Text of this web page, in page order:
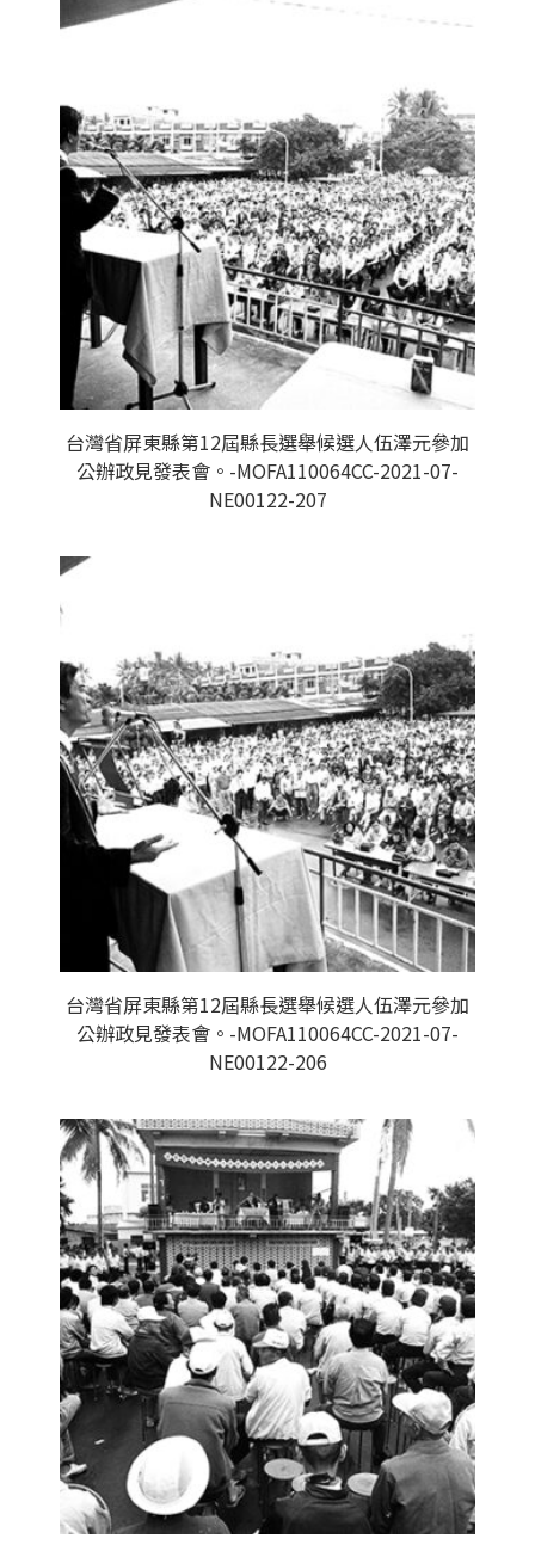
台灣省屏東縣第12屆縣長選舉候選人伍澤元參加
公辦政見發表會。-MOFA110064CC-2021-07-
NE00122-207
台灣省屏東縣第12屆縣長選舉候選人伍澤元參加
公辦政見發表會。-MOFA110064CC-2021-07-
NE00122-206